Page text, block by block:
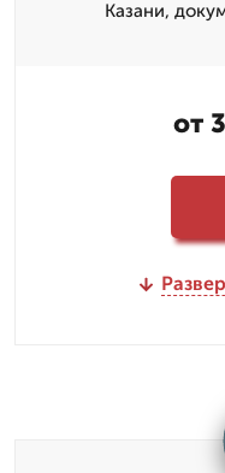
Казани,
от